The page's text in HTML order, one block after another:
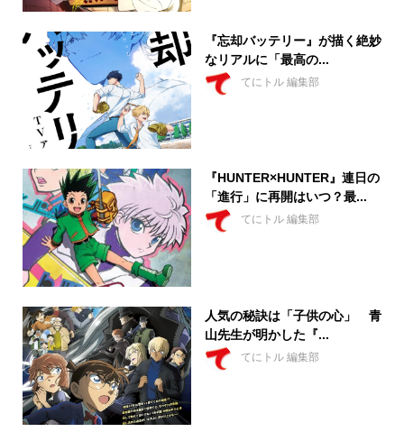
『忘却バッテリー』が描く絶妙
なリアルに「最高の...
てにトル 編集部
『HUNTER×HUNTER』連日の
「進行」に再開はいつ？最...
てにトル 編集部
人気の秘訣は「子供の心」 青
山先生が明かした『...
てにトル 編集部